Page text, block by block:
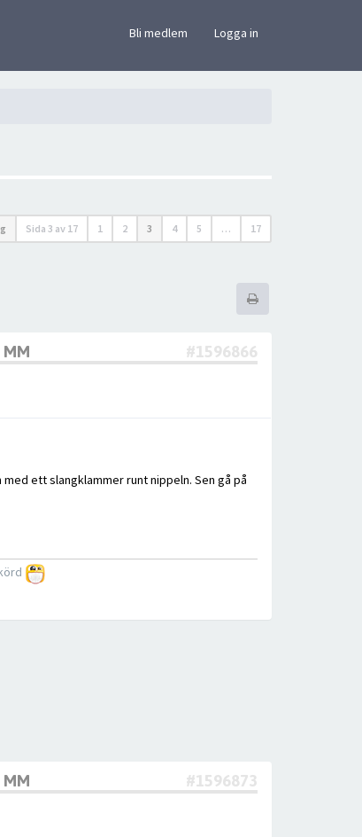
Bli medlem Logga in
Sida 3 av 17 1 2 3 4 5 … 17
MM #1596866
ett slangklammer runt nippeln. Sen gå på
MM #1596873